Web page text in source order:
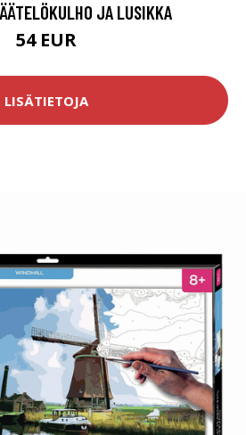
JA LUSIKKA
54 EUR
LISÄTIETOJA